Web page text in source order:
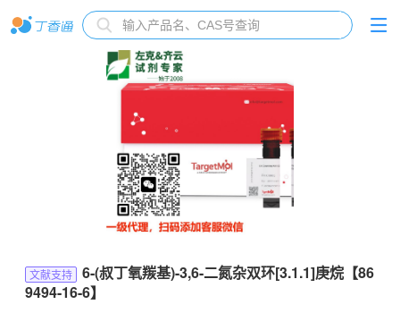
文献支持
6-(叔丁氧羰基)-3,6-二氮杂双环[3.1.1]庚烷【86
9494-16-6】